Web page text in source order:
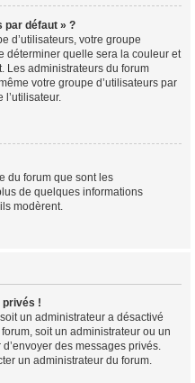
par défaut » ?
d’utilisateurs, votre groupe
déterminer quelle sera la couleur et
Les administrateurs du forum
votre groupe d’utilisateurs par
du forum que sont les
de quelques informations
modèrent.
privés !
un administrateur a désactivé
soit un administrateur ou un
des messages privés.
un administrateur du forum.